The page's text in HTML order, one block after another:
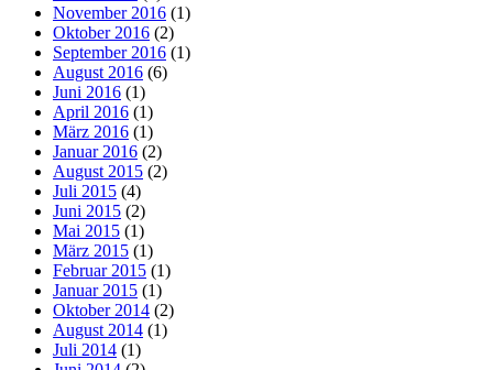
November 2016 (1)
Oktober 2016 (2)
September 2016 (1)
August 2016 (6)
Juni 2016 (1)
April 2016 (1)
März 2016 (1)
Januar 2016 (2)
August 2015 (2)
Juli 2015 (4)
Juni 2015 (2)
Mai 2015 (1)
März 2015 (1)
Februar 2015 (1)
Januar 2015 (1)
Oktober 2014 (2)
August 2014 (1)
Juli 2014 (1)